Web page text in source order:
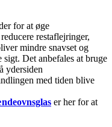
for at øge
restaflejringer,
mindre snavset og
Det anbefales at bruge
ydersiden
med tiden blive
er her for at